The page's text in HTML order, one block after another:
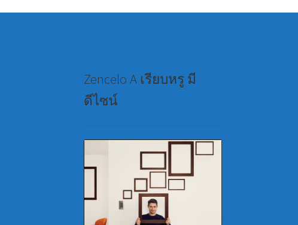
Zencelo A เรียบหรู มี
ดีไซน์